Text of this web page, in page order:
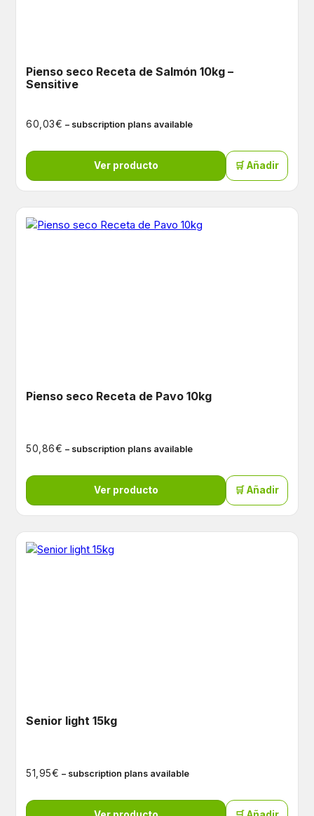
Pienso seco Receta de Salmón 10kg –
Sensitive
60,03€ – subscription plans available
Ver producto 🛒 Añadir
Pienso seco Receta de Pavo 10kg
50,86€ – subscription plans available
Ver producto 🛒 Añadir
Senior light 15kg
51,95€ – subscription plans available